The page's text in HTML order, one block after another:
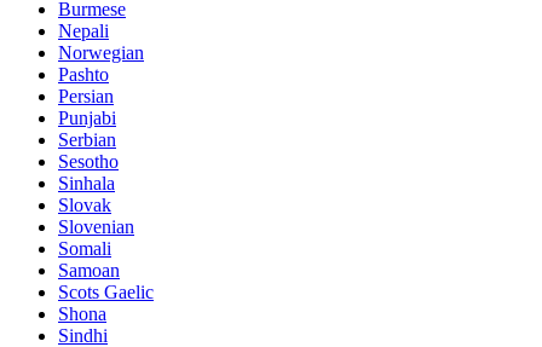
Burmese
Nepali
Norwegian
Pashto
Persian
Punjabi
Serbian
Sesotho
Sinhala
Slovak
Slovenian
Somali
Samoan
Scots Gaelic
Shona
Sindhi